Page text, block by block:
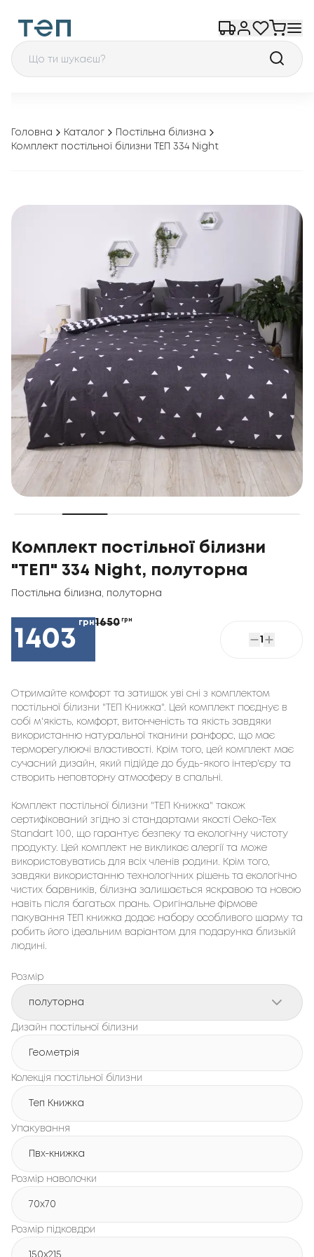
Головна Каталог
Постільна білизна
Комплект постільної білизни ТЕП 334 Night
Комплект постільної білизни
"ТЕП" 334 Night, полуторна
Постільна білизна полуторна
1403
грн1650 грн
1
Отримайте комфорт та затишок уві сні з комплектом
постільної білизни "ТЕП Книжка". Цей комплект поєднує в
собі м'якість, комфорт, витонченість та якість завдяки
використанню натуральної тканини ранфорс, що має
терморегулюючі властивості. Крім того, цей комплект має
сучасний дизайн, який підійде до будь-якого інтер'єру та
створить неповторну атмосферу в спальні.
Комплект постільної білизни "ТЕП Книжка" також
сертифікований згідно зі стандартами якості Oeko-Tex
Standart 100, що гарантує безпеку та екологічну чистоту
продукту. Цей комплект не викликає алергії та може
використовуватись для всіх членів родини. Крім того,
завдяки використанню технологічних рішень та екологічно
чистих барвників, білизна залишається яскравою та новою
навіть після багатьох прань. Оригінальне фірмове
пакування ТЕП книжка додає набору особливого шарму та
робить його ідеальним варіантом для подарунка близькій
людині.
Розмір
полуторна
Дизайн постільної білизни
Геометрія
Колекція постільної білизни
Теп Книжка
Упакування
Пвх-книжка
Розмір наволочки
70x70
Розмір підковдри
150х215